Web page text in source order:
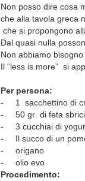
Non posso dire cosa
che alla tavola greca
che si propongono
Dal quasi nulla
Non abbiamo
Il “less is more” si
Per persona:
-
1 sacchettino di
-
50 gr di feta
-
3 cucchiai di
-
succo di un
-
οrigano
-
ο lio evo
Procedimento: